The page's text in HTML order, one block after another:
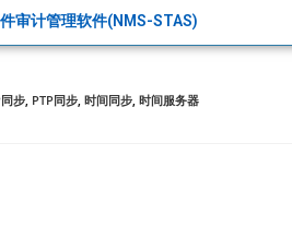
审计管理软件(NMS-STAS)
步, PTP同步, 时间同步, 时间服务器